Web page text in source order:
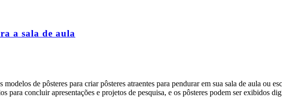
a sala de aula
modelos de pôsteres para criar pôsteres atraentes para pendurar em sua sala de aula ou
para concluir apresentações e projetos de pesquisa, e os pôsteres podem ser exibidos